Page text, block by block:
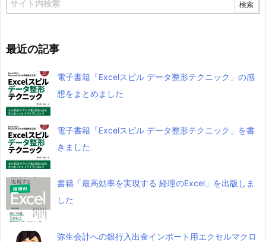
最近の記事
電子書籍「Excelスピル データ整形テクニック」の感
想をまとめました
電子書籍「Excelスピル データ整形テクニック」を書
きました
書籍「最高効率を実現する 経理のExcel」を出版しま
した
弥生会計への銀行入出金インポート用エクセルマクロ